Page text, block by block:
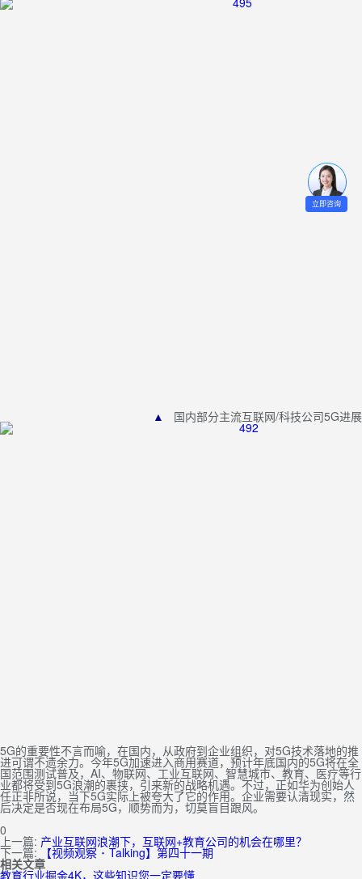
▲ 国内部分主流互联网/科技公司5G进展
5G的重要性不言而喻，在国内，从政府到企业组织，对5G技术落地的推
进可谓不遗余力。今年5G加速进入商用赛道，预计年底国内的5G将在全
国范围测试普及，AI、物联网、工业互联网、智慧城市、教育、医疗等行
业都将受到5G浪潮的裹挟，引来新的战略机遇。不过，正如华为创始人
任正非所说，当下5G实际上被夸大了它的作用。企业需要认清现实，然
后决定是否现在布局5G，顺势而为，切莫盲目跟风。
0
上一篇: 产业互联网浪潮下，互联网+教育公司的机会在哪里？
下一篇: 【视频观察 ･ Talking】第四十一期
相关文章
教育行业掘金4K，这些知识您一定要懂
立即咨询